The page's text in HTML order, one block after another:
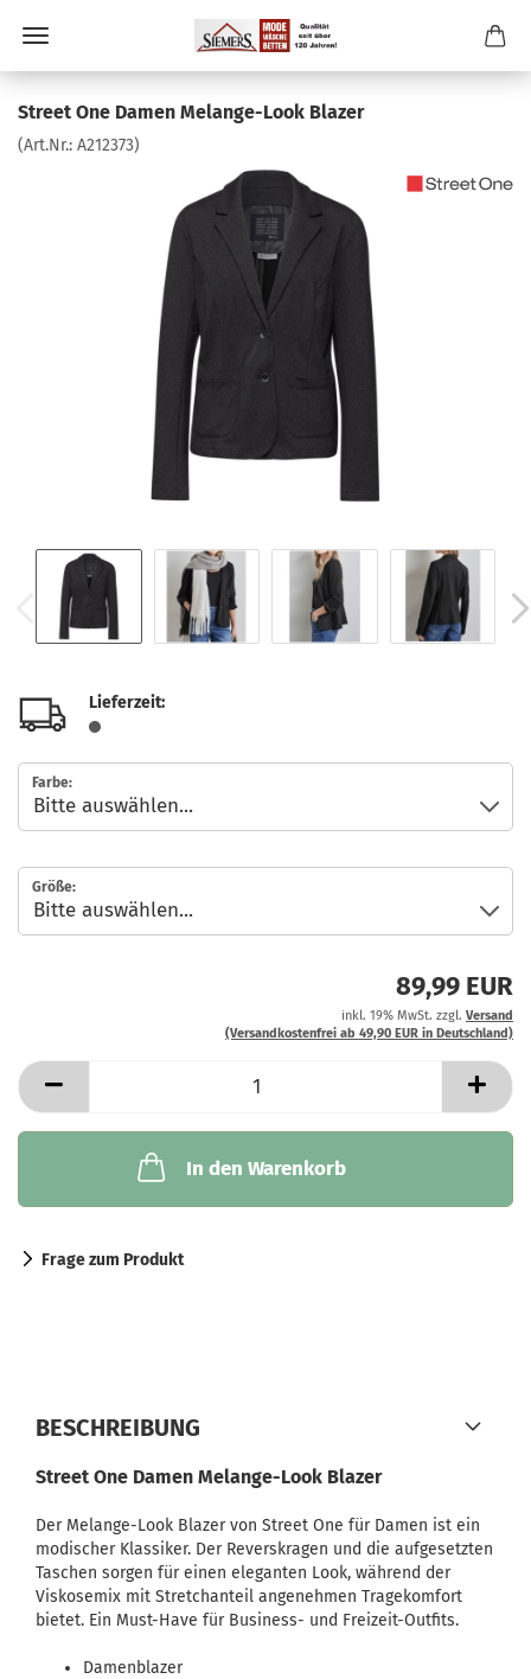
Street One Damen Melange-Look Blazer
(Art.Nr.: A212373)
Lieferzeit:
Farbe:
Größe:
89,99 EUR
inkl. 19% MwSt. zzgl. Versand
(Versandkostenfrei ab 49,90 EUR in Deutschland)
In den Warenkorb
Frage zum Produkt
BESCHREIBUNG
Street One Damen Melange-Look Blazer
Der Melange-Look Blazer von Street One für Damen ist ein
modischer Klassiker. Der Reverskragen und die aufgesetzten
Taschen sorgen für einen eleganten Look, während der
Viskosemix mit Stretchanteil angenehmen Tragekomfort
bietet. Ein Must-Have für Business- und Freizeit-Outfits.
Damenblazer